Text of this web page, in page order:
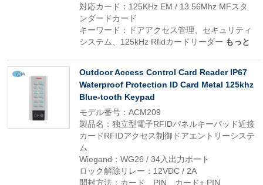
対応カード：125KHz EM / 13.56Mhz MFスタ
ンダードカード
キーワード：ドアアクセス管理、セキュリティ
システム、125kHz Rfidカードリーダー もっと
Outdoor Access Control Card Reader IP67
Waterproof Protection ID Card Metal 125khz
Blue-tooth Keypad
モデル番号：ACM209
製品名：独立型電子RFIDパネルキーパッド近接
カードRFIDアクセス制御ドアエントリーシステ
ム
Wiegand：WG26 / 34入出力ポート
ロック解除リレー：12VDC / 2A
開封方法：カード、PIN、カード+ PIN